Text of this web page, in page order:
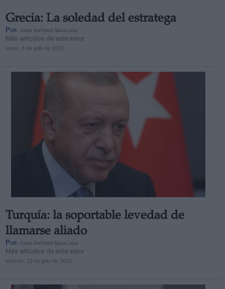
Grecia: La soledad del estratega
Por Juan Antonio Sacaluga
Más artículos de este autor
lunes, 8 de julio de 2019
Turquía: la soportable levedad de
llamarse aliado
Por Juan Antonio Sacaluga
Más artículos de este autor
viernes, 19 de julio de 2019